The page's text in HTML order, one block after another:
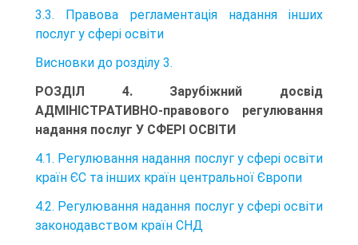
3.3. Правова регламентація надання інших
послуг у сфері освіти
Висновки до розділу 3.
РОЗДІЛ 4. Зарубіжний досвід
АДМІНІСТРАТИВНО-правового регулювання
надання послуг У СФЕРІ ОСВІТИ
4.1. Регулювання надання послуг у сфері освіти
країн ЄС та інших країн центральної Європи
4.2. Регулювання надання послуг у сфері освіти
законодавством країн СНД